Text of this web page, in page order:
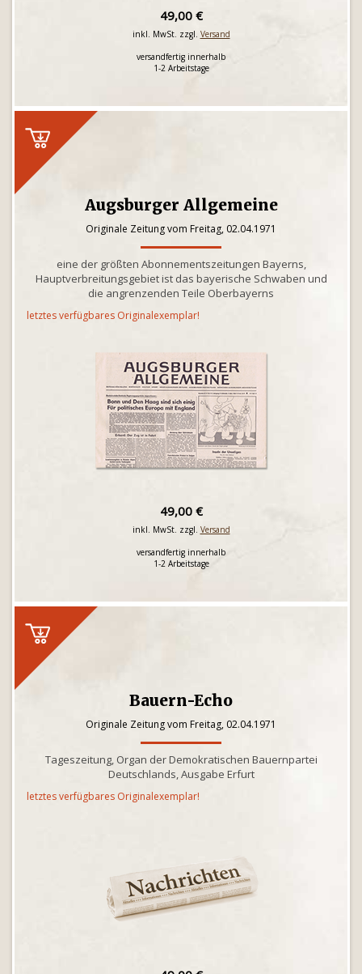
49,00 €
inkl. MwSt. zzgl. Versand
versandfertig innerhalb
1-2 Arbeitstage
Augsburger Allgemeine
Originale Zeitung vom Freitag, 02.04.1971
eine der größten Abonnementszeitungen Bayerns,
Hauptverbreitungsgebiet ist das bayerische Schwaben und
die angrenzenden Teile Oberbayerns
letztes verfügbares Originalexemplar!
49,00 €
inkl. MwSt. zzgl. Versand
versandfertig innerhalb
1-2 Arbeitstage
Bauern-Echo
Originale Zeitung vom Freitag, 02.04.1971
Tageszeitung, Organ der Demokratischen Bauernpartei
Deutschlands, Ausgabe Erfurt
letztes verfügbares Originalexemplar!